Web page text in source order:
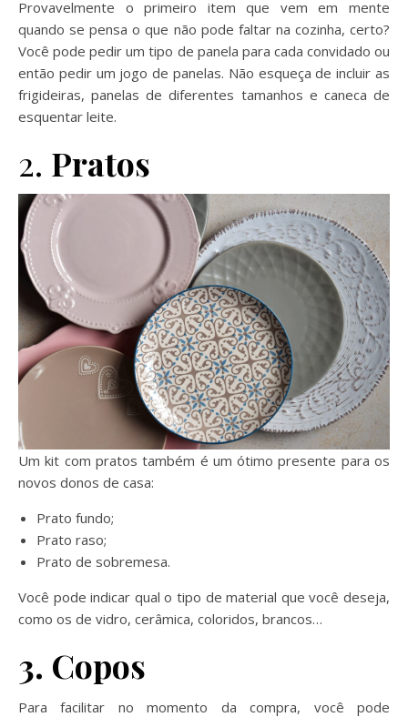
Provavelmente o primeiro item que vem em mente
quando se pensa o que não pode faltar na cozinha, certo?
Você pode pedir um tipo de panela para cada convidado ou
então pedir um jogo de panelas. Não esqueça de incluir as
frigideiras, panelas de diferentes tamanhos e caneca de
esquentar leite.
2. Pratos
Um kit com pratos também é um ótimo presente para os
novos donos de casa:
Prato fundo;
Prato raso;
Prato de sobremesa.
Você pode indicar qual o tipo de material que você deseja,
como os de vidro, cerâmica, coloridos, brancos…
3. Copos
Para facilitar no momento da compra, você pode